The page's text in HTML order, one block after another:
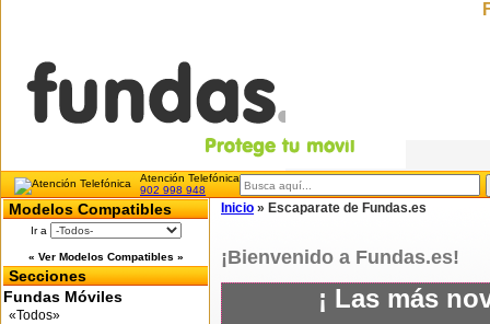
Atención Telefónica
902 998 948
Modelos Compatibles
Ir a
« Ver Modelos Compatibles »
Secciones
Fundas Móviles
«Todos»
Inicio » Escaparate de Fundas.es
¡Bienvenido a Fundas.es!
¡ Las más